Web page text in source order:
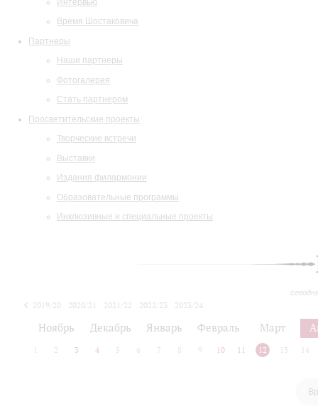
Время Шостаковича
Партнеры
Наши партнеры
Фотогалерея
Стать партнером
Просветительские проекты
Творческие встречи
Выставки
Издания филармонии
Образовательные программы
Инклюзивные и специальные проекты
2019/20 2020/21 2021/22 2022/23
2023/24
Ноябрь Декабрь Январь Февраль Март
2 3 4 5 6 7 8 9 10 11 12 13 14